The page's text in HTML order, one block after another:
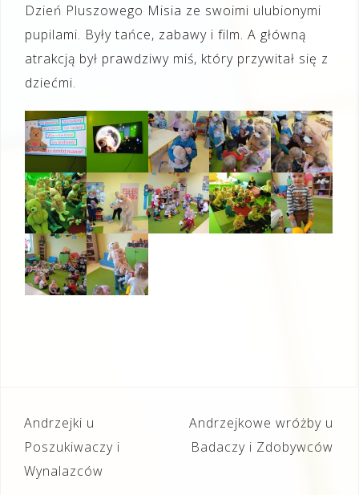
Dzień Pluszowego Misia ze swoimi ulubionymi
pupilami. Były tańce, zabawy i film. A główną
atrakcją był prawdziwy miś, który przywitał się z
dziećmi.
Nawigacja
wpisu
Andrzejki u
Poszukiwaczy i
Wynalazców
Andrzejkowe wróżby u
Badaczy i Zdobywców